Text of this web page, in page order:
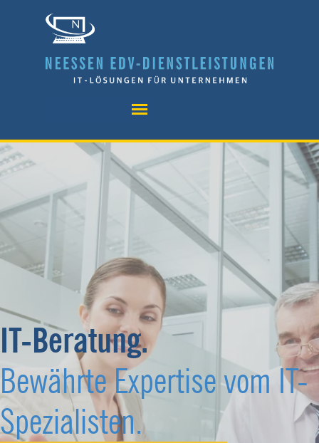
Menü überspringen
IT-Beratung.
Bewährte Expertise vom IT-
Spezialisten.